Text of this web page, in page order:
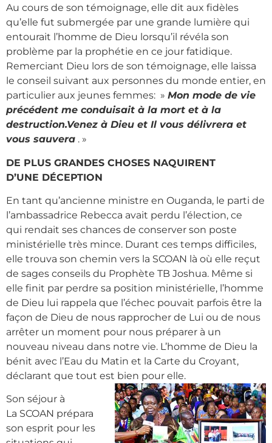
Au cours de son témoignage, elle dit aux fidèles
qu’elle fut submergée par une grande lumière qui
entourait l’homme de Dieu lorsqu’il révéla son
problème par la prophétie en ce jour fatidique.
Remerciant Dieu lors de son témoignage, elle laissa
le conseil suivant aux personnes du monde entier, en
particulier aux jeunes femmes: » Mon mode de vie
précédent me conduisait à la mort et à la
destruction.Venez à Dieu et Il vous délivrera et
vous sauvera . »
DE PLUS GRANDES CHOSES NAQUIRENT
D’UNE DÉCEPTION
En tant qu’ancienne ministre en Ouganda, le parti de
l’ambassadrice Rebecca avait perdu l’élection, ce
qui rendait ses chances de conserver son poste
ministérielle très mince. Durant ces temps difficiles,
elle trouva son chemin vers la SCOAN là où elle reçut
de sages conseils du Prophète TB Joshua. Même si
elle finit par perdre sa position ministérielle, l’homme
de Dieu lui rappela que l’échec pouvait parfois être la
façon de Dieu de nous rapprocher de Lui ou de nous
arrêter un moment pour nous préparer à un
nouveau niveau dans notre vie. L’homme de Dieu la
bénit avec l’Eau du Matin et la Carte du Croyant,
déclarant que tout est bien pour elle.
Son séjour à
La SCOAN prépara
son esprit pour les